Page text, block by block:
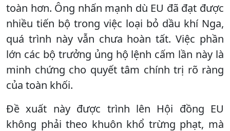
toàn hơn. Ông nhấn mạnh dù EU đã đạt được
nhiều tiến bộ trong việc loại bỏ dầu khí Nga,
quá trình này vẫn chưa hoàn tất. Việc phần
lớn các bộ trưởng ủng hộ lệnh cấm lần này là
minh chứng cho quyết tâm chính trị rõ ràng
của toàn khối.
Đề xuất này được trình lên Hội đồng EU
không phải theo khuôn khổ trừng phạt, mà